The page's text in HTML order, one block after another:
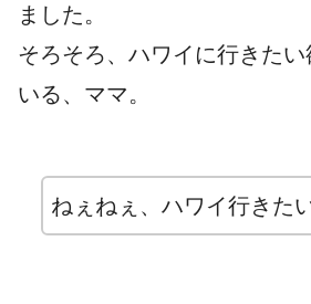
ました。
そろそろ、ハワイに行きた
いる、ママ。
ねぇねぇ、ハワイ行きた